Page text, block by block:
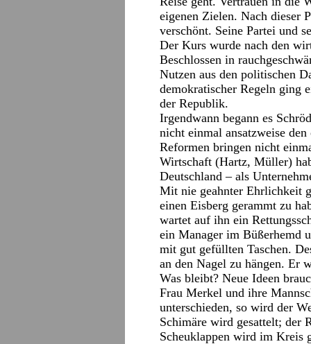
eigenen Zielen. Nach dieser
verschönt. Seine Partei und
Der Kurs wurde nach den
Beschlossen in
Nutzen aus den politischen
demokratischer Regeln ging
der Republik.
Irgendwann begann es
nicht einmal ansatzweise
Reformen bringen nicht
Wirtschaft (Hartz, Müller)
Deutschland – als
Mit nie geahnter Ehrlichkeit
einen Eisberg gerammt zu
wartet auf ihn ein
ein Manager im Büßerhemd
mit gut gefüllten Taschen.
an den Nagel zu hängen. Er
Was bleibt? Neue Ideen
Frau Merkel und ihre
unterschieden, so wird der
Schimäre wird gesattelt; der
Scheuklappen wird im Kreis